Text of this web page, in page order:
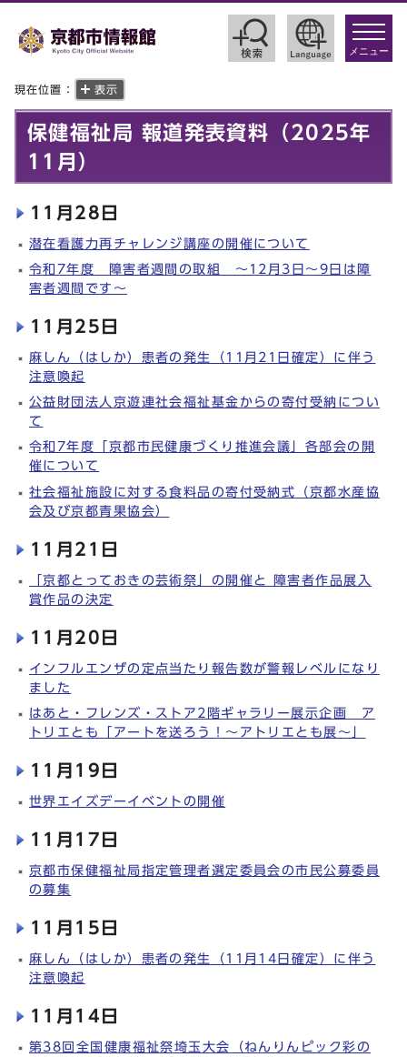
toggle
メニュー
現在位置： 表示
保健福祉局 報道発表資料（2025年
11月）
11月28日
潜在看護力再チャレンジ講座の開催について
令和7年度 障害者週間の取組 ～12月3日～9日は障
害者週間です～
11月25日
麻しん（はしか）患者の発生（11月21日確定）に伴う
注意喚起
公益財団法人京遊連社会福祉基金からの寄付受納につい
て
令和7年度「京都市民健康づくり推進会議」各部会の開
催について
社会福祉施設に対する食料品の寄付受納式（京都水産協
会及び京都青果協会）
11月21日
「京都とっておきの芸術祭」の開催と 障害者作品展入
賞作品の決定
11月20日
インフルエンザの定点当たり報告数が警報レベルになり
ました
はあと・フレンズ・ストア2階ギャラリー展示企画 ア
トリエとも「アートを送ろう！～アトリエとも展～」
11月19日
世界エイズデーイベントの開催
11月17日
京都市保健福祉局指定管理者選定委員会の市民公募委員
の募集
11月15日
麻しん（はしか）患者の発生（11月14日確定）に伴う
注意喚起
11月14日
第38回全国健康福祉祭埼玉大会（ねんりんピック彩の